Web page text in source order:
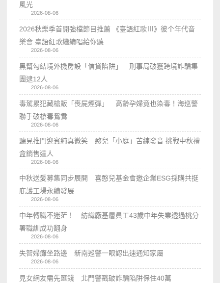
風光
2026-08-06
2026秋樂季首開強檔節目推薦 《臺語紅歌Ⅲ》彼个年代音
樂會 臺語紅歌繼續唱給你聽
2026-08-06
黑幫勾結境外機房設「信貸陷阱」 刑事局破獲跨境詐騙集
團逮12人
2026-08-06
毒駕累犯藏槍販「喪屍煙彈」 高齡孕婦竟也染毒！海巡警
聯手破槍毒鴛鴦
2026-08-06
聽見推門迎賓純真微笑 憨兒「小庭」苦練發音 挑戰中秋禮
盒銷售達人
2026-08-06
中秋送愛募集同步展開 喜憨兒基金會邀企業ESG採購共挺
庇護工場永續發展
2026-08-06
中年轉職不迷茫！ 紡織廠基層員工43歲中年失業透過桃分
署職訓成功翻身
2026-08-06
失智婦癱坐路邊 新南巡警一眼認出速通知家屬
2026-08-06
見女網友需先匯錢 北門警戳破詐騙陷阱保住40萬